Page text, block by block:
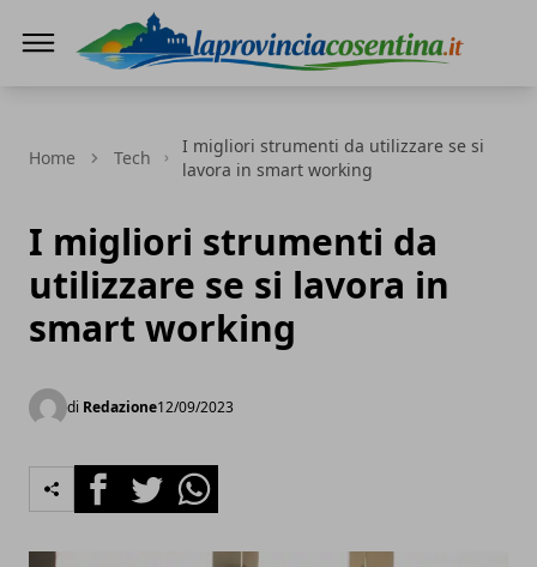
Home Tech
I migliori strumenti da utilizzare se si
lavora in smart working
I migliori strumenti da
utilizzare se si lavora in
smart working
di Redazione12/09/2023
FacebookTwitterWhatsapp